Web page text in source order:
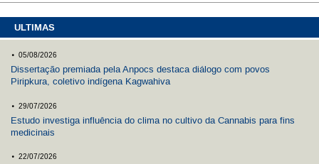
ULTIMAS
. 05/08/2026
Dissertação premiada pela Anpocs destaca diálogo com povos
Piripkura, coletivo indígena Kagwahiva
. 29/07/2026
Estudo investiga influência do clima no cultivo da Cannabis para fins
medicinais
. 22/07/2026